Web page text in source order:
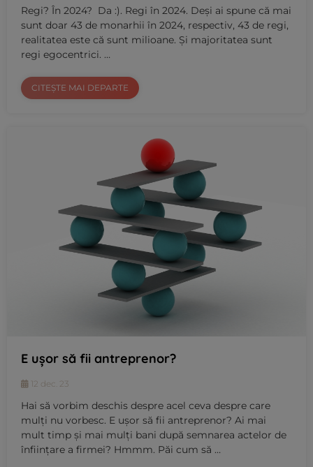
Regi? În 2024? Da :). Regi în 2024. Deși ai spune că mai
sunt doar 43 de monarhii în 2024, respectiv, 43 de regi,
realitatea este că sunt milioane. Și majoritatea sunt
regi egocentrici. …
CITEȘTE MAI DEPARTE
E ușor să fii antreprenor?
12 dec. 23
Hai să vorbim deschis despre acel ceva despre care
mulți nu vorbesc. E ușor să fii antreprenor? Ai mai
mult timp și mai mulți bani după semnarea actelor de
înființare a firmei? Hmmm. Păi cum să …